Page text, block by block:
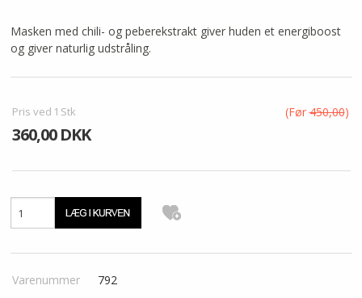
KUNDECENTER
VIDA - KLINIK
Masken med chili- og peberekstrakt giver huden et energiboost
og giver naturlig udstråling.
Pris ved 1 Stk (Før450,00)
360,00 DKK
Varenummer
792